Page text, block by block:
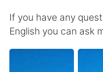
English
繁體中文
If you have any
English you can ask